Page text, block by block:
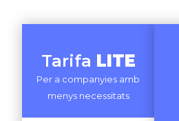
Tarifa LITE
Per a companyies amb
menys necessitats